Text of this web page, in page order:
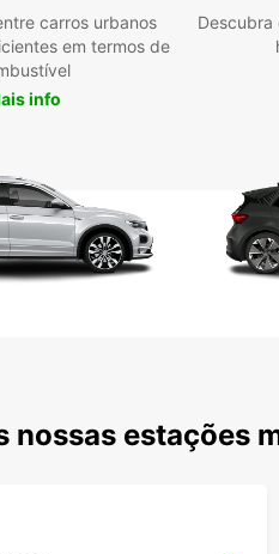
carros urbanos
em termos de
info
Descubra
nossas estações